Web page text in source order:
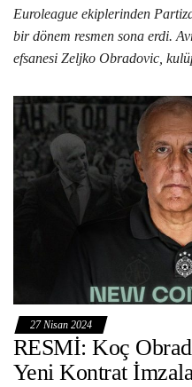
Euroleague ekiplerinden
bir dönem resmen sona erdi.
efsanesi Zeljko Obradovic,
27 Nisan 2024
RESMİ: Koç
Yeni Kontrat